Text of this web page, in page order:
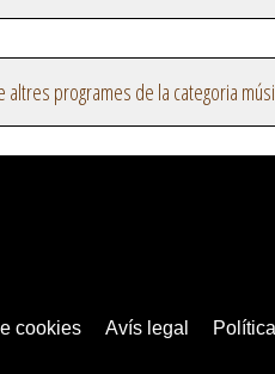
altres programes de la categoria
cookies Avís legal